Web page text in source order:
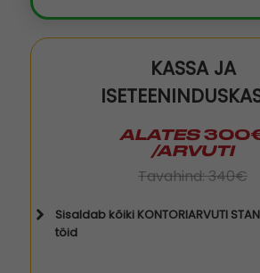
KASSA JA
ALATES
/ARVUTI
Tavahind: 340€
Sisaldab kõiki KONTORIARVUTI
töid